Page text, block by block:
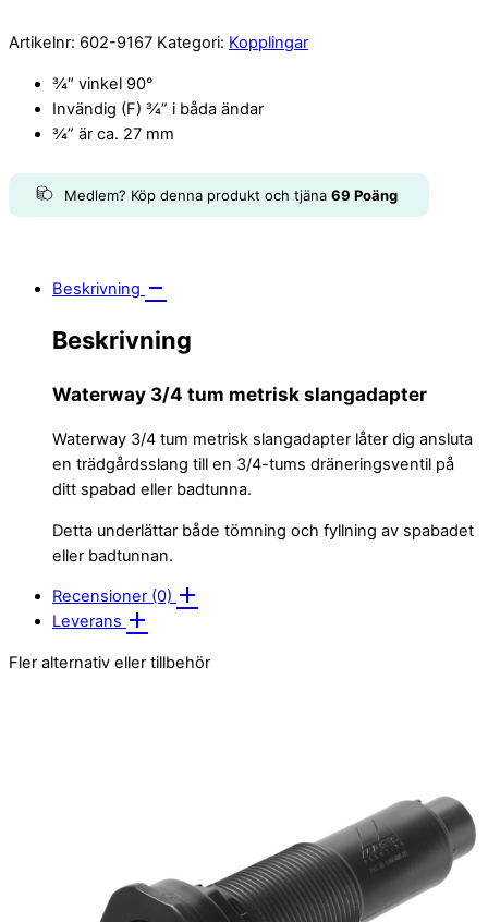
Artikelnr: 602-9167 Kategori: Kopplingar
¾″ vinkel 90°
Invändig (F) ¾” i båda ändar
¾” är ca. 27 mm
Medlem? Köp denna produkt och tjäna 69 Poäng
Beskrivning
Beskrivning
Waterway 3/4 tum metrisk slangadapter
Waterway 3/4 tum metrisk slangadapter låter dig ansluta
en trädgårdsslang till en 3/4-tums dräneringsventil på
ditt spabad eller badtunna.
Detta underlättar både tömning och fyllning av spabadet
eller badtunnan.
Recensioner (0)
Leverans
Fler alternativ eller tillbehör